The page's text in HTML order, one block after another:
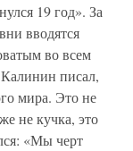
19 год». За
вводятся
во всем
писал,
мира. Это не
не кучка, это
«Мы черт